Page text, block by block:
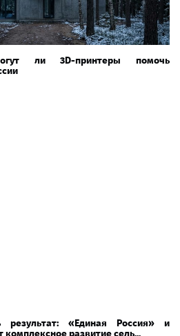
ли 3D-принтеры помочь
результат: «Единая Россия» и
развитие сель...